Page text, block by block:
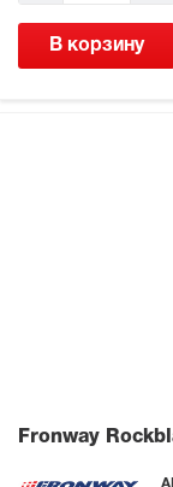
В корзину
Fronway